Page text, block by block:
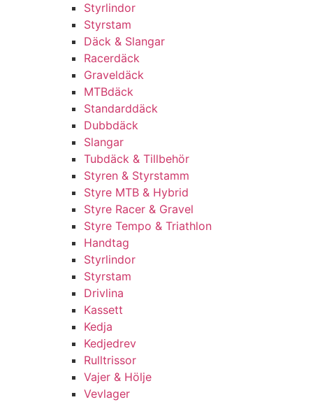
Styrlindor
Styrstam
Däck & Slangar
Racerdäck
Graveldäck
MTBdäck
Standarddäck
Dubbdäck
Slangar
Tubdäck & Tillbehör
Styren & Styrstamm
Styre MTB & Hybrid
Styre Racer & Gravel
Styre Tempo & Triathlon
Handtag
Styrlindor
Styrstam
Drivlina
Kassett
Kedja
Kedjedrev
Rulltrissor
Vajer & Hölje
Vevlager